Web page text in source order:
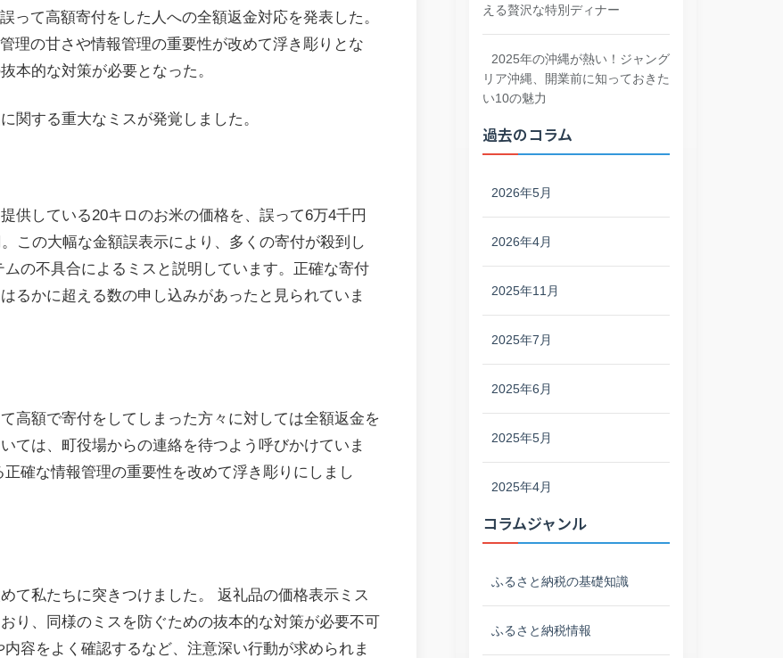
て高額寄付をした人への全額返金対応を発表した。
理の甘さや情報管理の重要性が改めて浮き彫りとな
本的な対策が必要となった。
関する重大なミスが発覚しました。
供している20キロのお米の価格を、誤って6万4千円
この大幅な金額誤表示により、多くの寄付が殺到し
の不具合によるミスと説明しています。正確な寄付
るかに超える数の申し込みがあったと見られていま
高額で寄付をしてしまった方々に対しては全額返金を
ては、町役場からの連絡を待つよう呼びかけていま
確な情報管理の重要性を改めて浮き彫りにしまし
て私たちに突きつけました。 返礼品の価格表示ミス
り、同様のミスを防ぐための抜本的な対策が必要不可
容をよく確認するなど、注意深い行動が求められま
える贅沢な特別ディナー
2025年の沖縄が熱い！ジャング
リア沖縄、開業前に知っておきた
い10の魅力
過去のコラム
2026年5月
2026年4月
2025年11月
2025年7月
2025年6月
2025年5月
2025年4月
コラムジャンル
ふるさと納税の基礎知識
ふるさと納税情報